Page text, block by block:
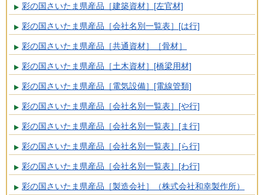
彩の国さいたま県産品［建築資材］[左官材]
彩の国さいたま県産品［会社名別一覧表］[は行]
彩の国さいたま県産品［共通資材］［骨材］
彩の国さいたま県産品［土木資材］[橋梁用材]
彩の国さいたま県産品［電気設備］[電線管類]
彩の国さいたま県産品［会社名別一覧表］[や行]
彩の国さいたま県産品［会社名別一覧表］[ま行]
彩の国さいたま県産品［会社名別一覧表］[ら行]
彩の国さいたま県産品［会社名別一覧表］[わ行]
彩の国さいたま県産品［製造会社］（株式会社和幸製作所）